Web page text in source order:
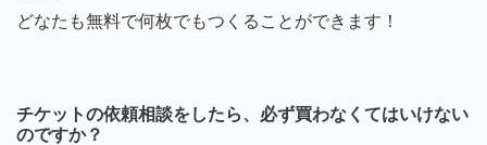
どなたも無料で何枚でもつくることができます！
チケットの依頼相談をしたら、必ず買わなくてはいけない
のですか？